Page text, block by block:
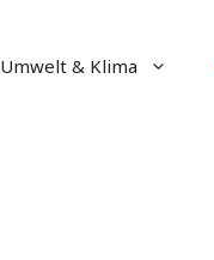
Umwelt & Klima